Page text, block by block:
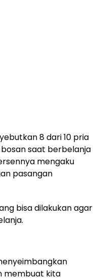
8 dari 10 pria
saat berbelanja
mengaku
pasangan
bisa dilakukan agar
membuat kita